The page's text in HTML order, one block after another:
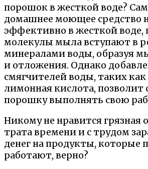
порошок в жесткой воде?
домашнее моющее средство
эффективно в жесткой воде,
молекулы мыла вступают в
минералами воды, образуя
и отложения. Однако
смягчителей воды, таких как
лимонная кислота, позволит
порошку выполнять свою
Никому не нравится грязная
трата времени и с трудом
денег на продукты, которые
работают, верно?